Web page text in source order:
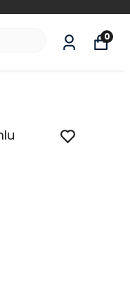
0